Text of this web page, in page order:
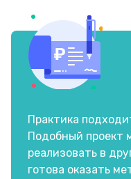
Практика
Подобный проект
реализовать в
готова оказать